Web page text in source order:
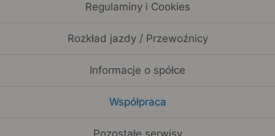
Regulaminy i Cookies
Rozkład jazdy / Przewoźnicy
Informacje o spółce
Współpraca